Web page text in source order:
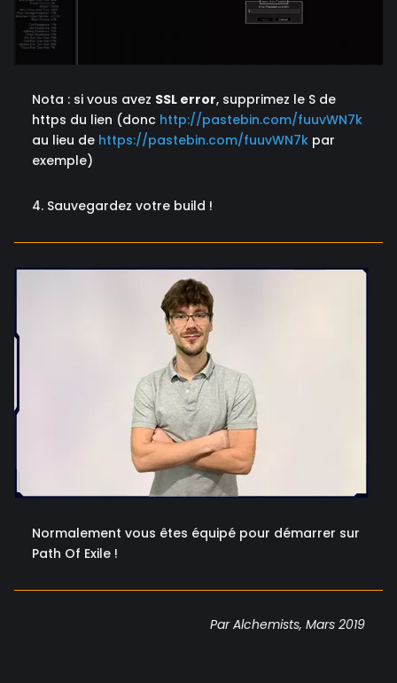
Nota : si vous avez SSL error, supprimez le S de
https du lien (donc http://pastebin.com/fuuvWN7k
au lieu de https://pastebin.com/fuuvWN7k par
exemple)
4. Sauvegardez votre build !
Normalement vous êtes équipé pour démarrer sur
Path Of Exile !
Par Alchemists, Mars 2019